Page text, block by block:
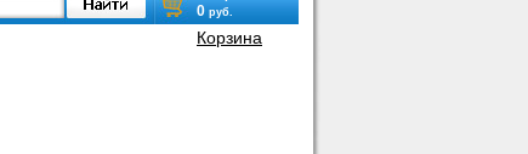
0 руб.
Корзина